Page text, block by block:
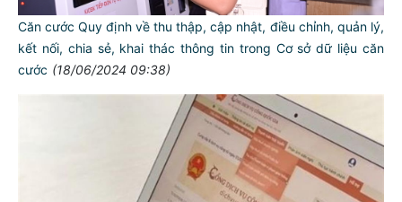
Căn cước Quy định về thu thập, cập nhật, điều chỉnh, quản lý,
kết nối, chia sẻ, khai thác thông tin trong Cơ sở dữ liệu căn
cước (18/06/2024 09:38)